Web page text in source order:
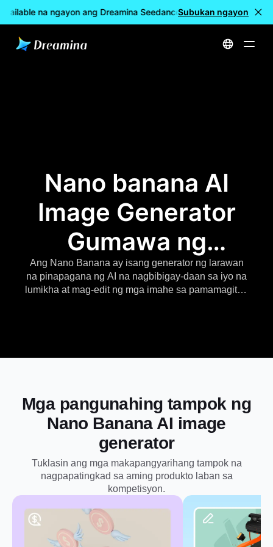
na ngayon ang Dreamina Seedance 2.5 🎉 LIVE na
Subukan ngayon
Home Google Nano Banana: Libreng Online na AI Image Generator
Nano banana AI
Image Generator
Gumawa ng
Nilalaman Online
ng Libre
Ang Nano Banana ay isang generator ng larawan
na pinapagana ng AI na nagbibigay-daan sa iyo na
lumikha at mag-edit ng mga imahe sa pamamagitan
Mga pangunahing tampok ng
Nano Banana AI image
generator
Tuklasin ang mga makapangyarihang tampok na
nagpapatingkad sa aming produkto laban sa
kompetisyon.